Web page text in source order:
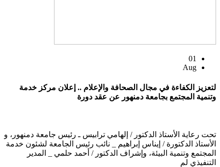
01
Aug
لتعزيز الكفاءة في مجال الصحافة والإعلام .. إعلان مركز خدمة
وتنمية المجتمع بجامعة دمنهور عن عقد دورة
تحت رعاية الأستاذ الدكتور / إلهامي ترابيس ـ رئيس جامعة دمنهور، و
الأستاذ الدكتورة / إيناس إبراهيم _ نائب رئيس الجامعة لشئون خدمة
المجتمع وتنمية البيئة، وإشراف الدكتور / أحمد حلمي _ المدير
التنفيذي لم